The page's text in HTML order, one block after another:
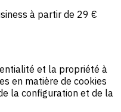
à partir de 29 €
et la propriété à
en matière de cookies
la configuration et de la